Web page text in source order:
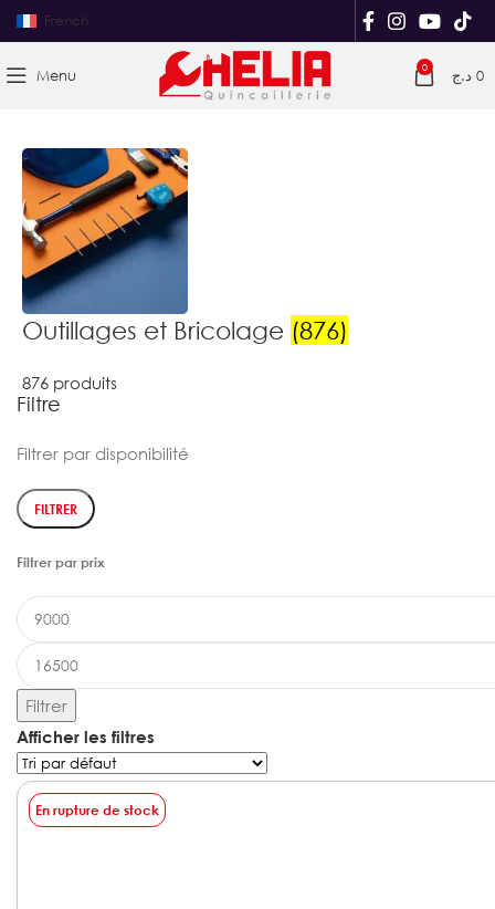
French
Menu 0 0 د.ج
Outillages et Bricolage (876)
876 produits
Filtre
Filtrer par disponibilité
FILTRER
Filtrer par prix
Filtrer
Afficher les filtres
En rupture de stock